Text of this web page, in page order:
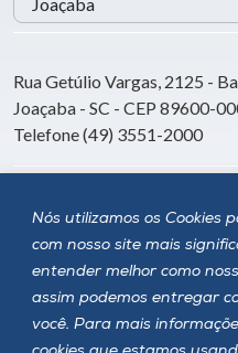
Nós utilizamos os Cookies
com nosso site mais
entender melhor como
assim podemos entregar
você. Para mais
Rua Getúlio Vargas, 2125 -
Joaçaba - SC - CEP 89600-
Telefone (49) 3551-2000
Siga a Unoesc